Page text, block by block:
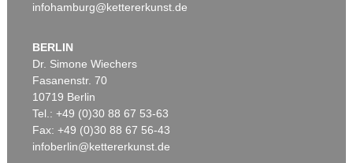
infohamburg@kettererkunst.de
BERLIN
Dr. Simone Wiechers
Fasanenstr. 70
10719 Berlin
Tel.: +49 (0)30 88 67 53-63
Fax: +49 (0)30 88 67 56-43
infoberlin@kettererkunst.de